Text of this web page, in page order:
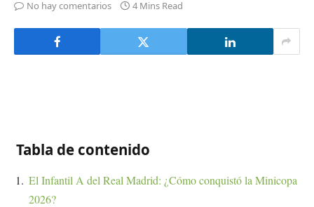
No hay comentarios
4 Mins Read
Tabla de contenido
El Infantil A del Real Madrid: ¿Cómo conquistó la Minicopa
2026?